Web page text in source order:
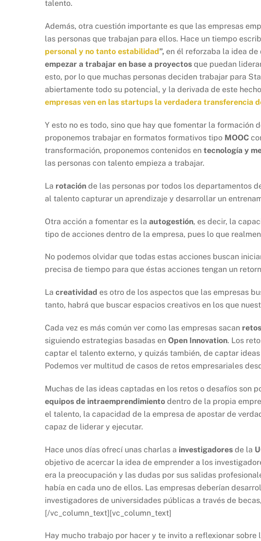
talento.
Además, otra cuestión importante es que las empresas
las personas que trabajan para ellos. Hace un tiempo
personal y no tanto estabilidad ”, en él reforzaba la idea
empezar a trabajar en base a proyectos que puedan
esto, por lo que muchas personas deciden trabajar para
abiertamente todo su potencial, y la derivada de este
empresas ven en las startups la verdadera transferencia
Y esto no es todo, sino que hay que fomentar la formación
proponemos trabajar en formatos formativos tipo MOOC
transformación, proponemos contenidos en tecnología y
las personas con talento empieza a trabajar.
La rotación de las personas por todos los departamentos
al talento capturar un aprendizaje y desarrollar un
Otra acción a fomentar es la autogestión, es decir, la
tipo de acciones dentro de la empresa, pues lo que
No podemos olvidar que todas estas acciones buscan
precisa de tiempo para que éstas acciones tengan un
La creatividad es otro de los aspectos que las empresas
tanto, habrá que buscar espacios creativos en los que
Cada vez es más común ver como las empresas sacan
siguiendo estrategias basadas en Open Innovation. Los
captar el talento externo, y quizás también, de captar
Podemos ver multitud de casos de retos empresariales
Muchas de las ideas captadas en los retos o desafíos son
equipos de intraemprendimiento dentro de la propia
el talento, la capacidad de la empresa de apostar de
capaz de liderar y ejecutar.
Hace unos días ofrecí unas charlas a investigadores de la
objetivo de acercar la idea de emprender a los
era la preocupación y las dudas por sus salidas
había en cada uno de ellos. Las empresas deberían
investigadores de universidades públicas a través de
[/vc_column_text][vc_column_text]
Hay mucho trabajo por hacer y te invito a reflexionar sobre